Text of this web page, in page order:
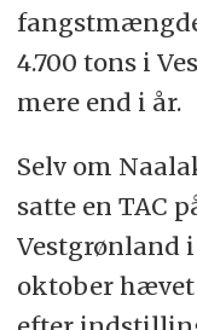
4.700 tons i
mere end i år.
Selv om
satte en TAC
Vestgrønland i
oktober hævet